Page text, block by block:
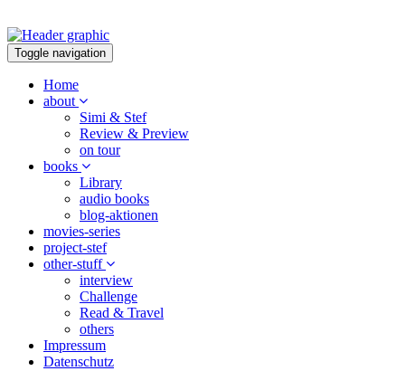
Toggle navigation
Home
about
Simi & Stef
Review & Preview
on tour
books
Library
audio books
blog-aktionen
movies-series
project-stef
other-stuff
interview
Challenge
Read & Travel
others
Impressum
Datenschutz